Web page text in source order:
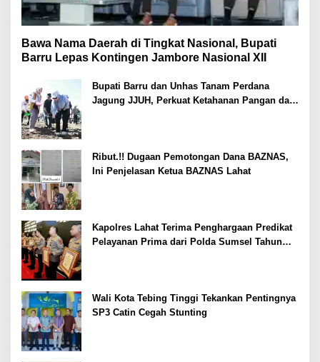
Bawa Nama Daerah di Tingkat Nasional, Bupati
Barru Lepas Kontingen Jambore Nasional XII
Bupati Barru dan Unhas Tanam Perdana
Jagung JJUH, Perkuat Ketahanan Pangan dan
Ribut.!! Dugaan Pemotongan Dana BAZNAS,
Ini Penjelasan Ketua BAZNAS Lahat
Kapolres Lahat Terima Penghargaan Predikat
Pelayanan Prima dari Polda Sumsel Tahun
Wali Kota Tebing Tinggi Tekankan Pentingnya
SP3 Catin Cegah Stunting